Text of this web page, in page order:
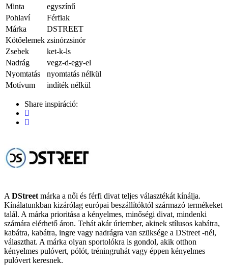
Minta
egyszínű
Pohlaví
Férfiak
Márka
DSTREET
Kötőelemek zsinórzsinór
Zsebek
ket-k-ls
Nadrág
vegz-d-egy-el
Nyomtatás
nyomtatás nélkül
Motívum
indíték nélkül
Share inspiráció:
A DStreet márka a női és férfi divat teljes választékát kínálja.
Kínálatunkban kizárólag európai beszállítóktól származó termékeket
talál. A márka prioritása a kényelmes, minőségi divat, mindenki
számára elérhető áron. Tehát akár úriember, akinek stílusos kabátra,
kabátra, kabátra, ingre vagy nadrágra van szüksége a DStreet -nél,
választhat. A márka olyan sportolókra is gondol, akik otthon
kényelmes pulóvert, pólót, tréningruhát vagy éppen kényelmes
pulóvert keresnek.